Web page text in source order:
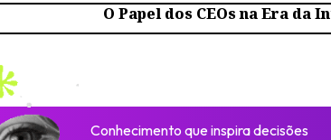
O Papel dos CEOs na Era da
Conhecimento que inspira decisões